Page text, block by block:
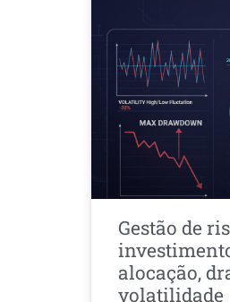
Gestão de
alocação,
volatilidade